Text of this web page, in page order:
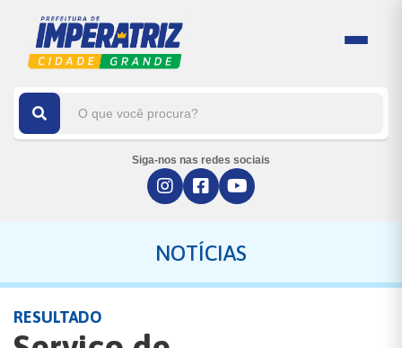
Siga-nos nas redes sociais
NOTÍCIAS
RESULTADO